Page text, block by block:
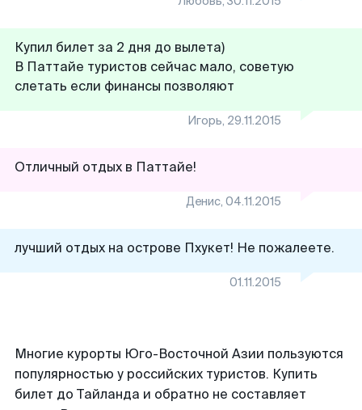
Купил билет за 2 дня до вылета)
В Паттайе туристов сейчас мало, советую
слетать если финансы позволяют
Игорь, 29.11.2015
Отличный отдых в Паттайе!
Денис, 04.11.2015
лучший отдых на острове Пхукет! Не пожалеете.
01.11.2015
Многие курорты Юго-Восточной Азии пользуются
популярностью у российских туристов. Купить
билет до Тайланда и обратно не составляет